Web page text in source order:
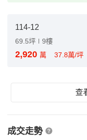
114-12
69.5坪 9樓
2,920 萬 37.8萬/坪
查
成交走勢